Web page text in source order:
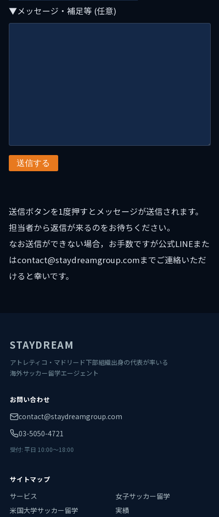
▼メッセージ・補足等 (任意)
送信する
送信ボタンを1度押すとメッセージが送信されます。
担当者から返信が来るのをお待ちください。
なお送信ができない場合，お手数ですが公式LINEまた
はcontact@staydreamgroup.comまでご連絡いただ
けると幸いです。
STAYDREAM
アトレティコ・マドリード下部組織出身の代表が率いる
海外サッカー留学エージェント
お問い合わせ
contact@staydreamgroup.com
03-5050-4721
受付: 平日 10:00〜18:00
サイトマップ
サービス
女子サッカー留学
米国大学サッカー留学
実績